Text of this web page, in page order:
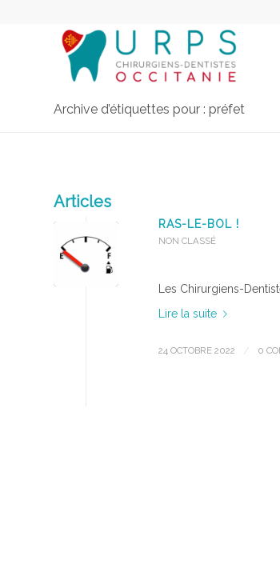
Archive d’étiquettes pour : préfet
Articles
RAS-LE-BOL !
NON CLASSÉ
Les Chirurgiens-
Lire la suite
24 OCTOBRE 2022 / 0